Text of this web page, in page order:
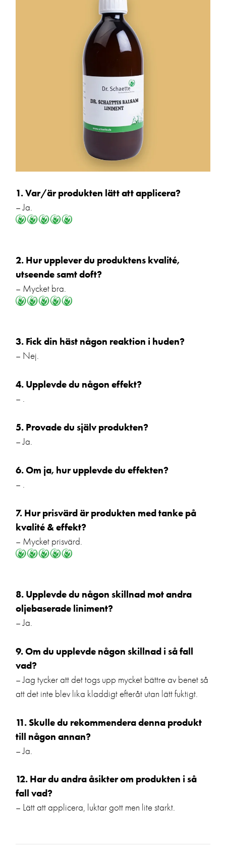
1. Var/är produkten lätt att applicera?
– Ja.
2. Hur upplever du produktens kvalité,
utseende samt doft?
– Mycket bra.
3. Fick din häst någon reaktion i huden?
– Nej.
4. Upplevde du någon effekt?
– .
5. Provade du själv produkten?
– Ja.
6. Om ja, hur upplevde du effekten?
– .
7. Hur prisvärd är produkten med tanke på
kvalité & effekt?
– Mycket prisvärd.
8. Upplevde du någon skillnad mot andra
oljebaserade liniment?
– Ja.
9. Om du upplevde någon skillnad i så fall
vad?
– Jag tycker att det togs upp mycket bättre av benet så
att det inte blev lika kladdigt efteråt utan lätt fuktigt.
11. Skulle du rekommendera denna produkt
till någon annan?
– Ja.
12. Har du andra åsikter om produkten i så
fall vad?
– Lätt att applicera, luktar gott men lite starkt.